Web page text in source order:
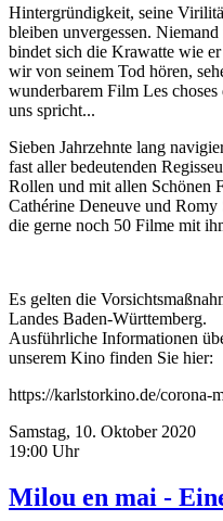
Hintergründigkeit, seine
bleiben unvergessen.
bindet sich die Krawatte wie
wir von seinem Tod hören,
wunderbarem Film Les
uns spricht...
Sieben Jahrzehnte lang
fast aller bedeutenden
Rollen und mit allen Schönen
Cathérine Deneuve und
die gerne noch 50 Filme mit
Es gelten die
Landes Baden-Württemberg.
Ausführliche Informationen
unserem Kino finden Sie hier:
https://karlstorkino.de/corona-
Samstag, 10. Oktober 2020
19:00 Uhr
Milou en mai -